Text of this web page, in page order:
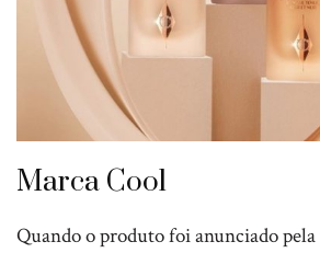
Marca Cool
Quando o produto foi anunciado